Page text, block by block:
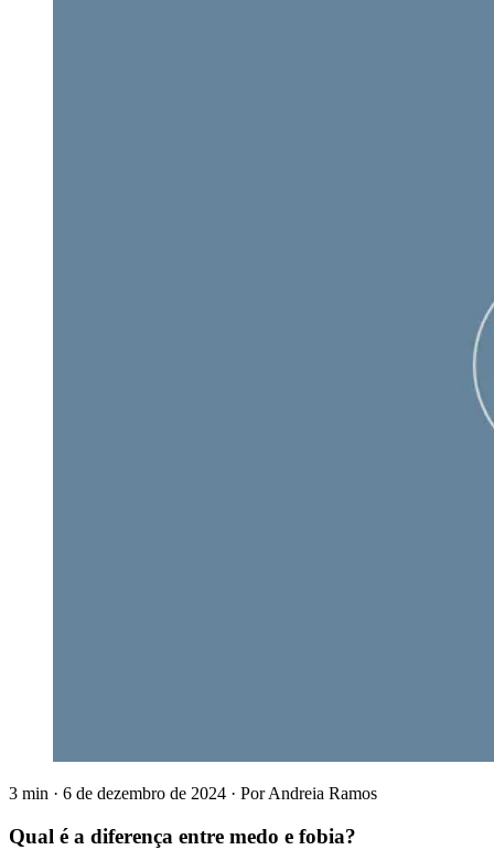
3 min · 6 de dezembro de 2024 · PorAndreia Ramos
Qual é a diferença entre medo e fobia?